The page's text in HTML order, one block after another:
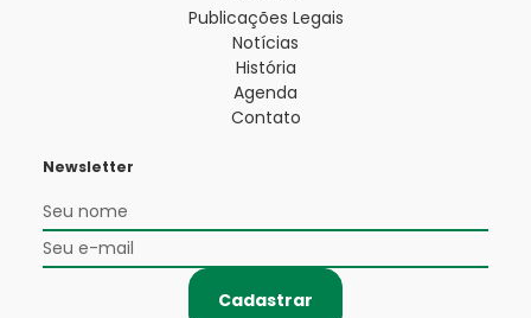
Publicações Legais
Notícias
História
Agenda
Contato
Newsletter
Cadastrar